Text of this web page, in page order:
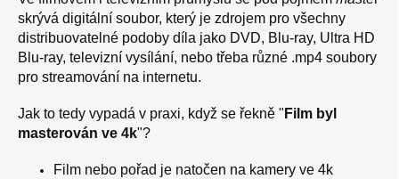
skrývá digitální soubor, který je zdrojem pro všechny
distribuovatelné podoby díla jako DVD, Blu-ray, Ultra HD
Blu-ray, televizní vysílání, nebo třeba různé .mp4 soubory
pro streamování na internetu.
Jak to tedy vypadá v praxi, když se řekně " Film byl
masterován ve 4k"?
Film nebo pořad je natočen na kamery ve 4k